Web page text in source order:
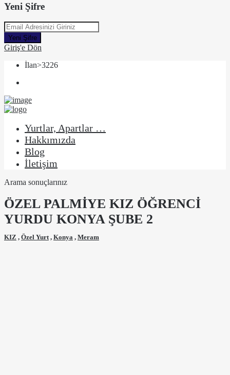
Yeni Şifre
Yeni Şifre
Giriş'e Dön
İlan>3226
Yurtlar, Apartlar …
Hakkımızda
Blog
İletişim
Arama sonuçlarınız
ÖZEL PALMİYE KIZ ÖĞRENCİ
YURDU KONYA ŞUBE 2
KIZ , Özel Yurt , Konya , Meram